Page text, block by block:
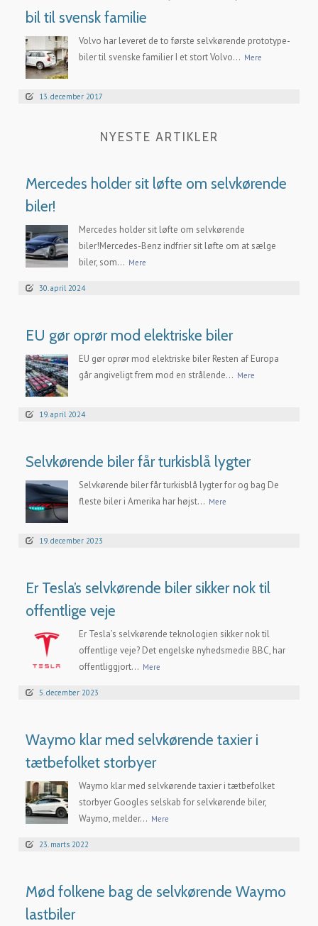
bil til svensk familie
Volvo har leveret de to første selvkørende prototype-
biler til svenske familier I et stort Volvo... Mere
13. december 2017
NYESTE ARTIKLER
Mercedes holder sit løfte om selvkørende
biler!
Mercedes holder sit løfte om selvkørende
biler!Mercedes-Benz indfrier sit løfte om at sælge
biler, som... Mere
30. april 2024
EU gør oprør mod elektriske biler
EU gør oprør mod elektriske biler Resten af Europa
går angiveligt frem mod en strålende... Mere
19. april 2024
Selvkørende biler får turkisblå lygter
Selvkørende biler får turkisblå lygter for og bag De
fleste biler i Amerika har højst... Mere
19. december 2023
Er Tesla’s selvkørende biler sikker nok til
offentlige veje
Er Tesla’s selvkørende teknologien sikker nok til
offentlige veje? Det engelske nyhedsmedie BBC, har
offentliggjort... Mere
5. december 2023
Waymo klar med selvkørende taxier i
tætbefolket storbyer
Waymo klar med selvkørende taxier i tætbefolket
storbyer Googles selskab for selvkørende biler,
Waymo, melder... Mere
23. marts 2022
Mød folkene bag de selvkørende Waymo
lastbiler